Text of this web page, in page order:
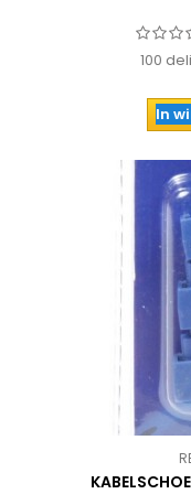
100
In